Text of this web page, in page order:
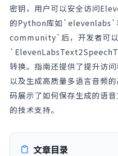
密钥，用户可以安全访问
的Python库如
community`后，开发者可
转换。指南还提供了提升访问
以及生成高质量多语言音频
码展示了如何保存生成的语
的技术支持。
文章目录